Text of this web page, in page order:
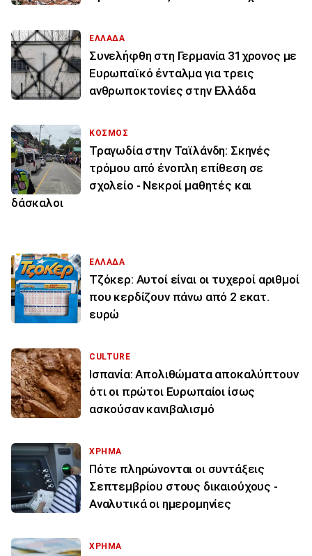
ΕΛΛΑΔΑ
Συνελήφθη στη Γερμανία 31χρονος με
Ευρωπαϊκό ένταλμα για τρεις
ανθρωποκτονίες στην Ελλάδα
ΚΟΣΜΟΣ
Τραγωδία στην Ταϊλάνδη: Σκηνές
τρόμου από ένοπλη επίθεση σε
σχολείο - Νεκροί μαθητές και
δάσκαλοι
ΕΛΛΑΔΑ
Τζόκερ: Αυτοί είναι οι τυχεροί αριθμοί
που κερδίζουν πάνω από 2 εκατ.
ευρώ
CULTURE
Ισπανία: Απολιθώματα αποκαλύπτουν
ότι οι πρώτοι Ευρωπαίοι ίσως
ασκούσαν κανιβαλισμό
ΧΡΗΜΑ
Πότε πληρώνονται οι συντάξεις
Σεπτεμβρίου στους δικαιούχους -
Αναλυτικά οι ημερομηνίες
ΧΡΗΜΑ